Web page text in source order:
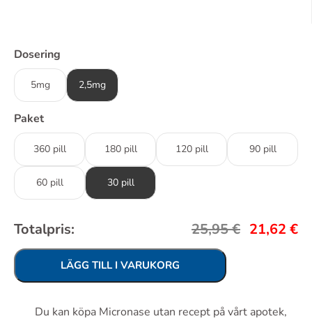
Dosering
5mg 2,5mg
Paket
360 pill 180 pill 120 pill 90 pill
60 pill 30 pill
Totalpris: 25,95€ 21,62 €
LÄGG TILL I VARUKORG
Du kan köpa Micronase utan recept på vårt apotek,